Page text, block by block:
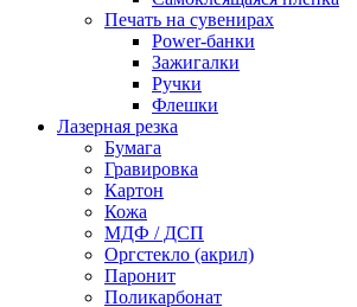
Печать на сувенирах
Power-банки
Зажигалки
Ручки
Флешки
Лазерная резка
Бумага
Гравировка
Картон
Кожа
МДФ / ДСП
Оргстекло (акрил)
Паронит
Поликарбонат